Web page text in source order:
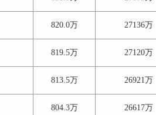
820.0万 27136万
819.5万 27120万
813.5万 26921万
804.3万 26617万